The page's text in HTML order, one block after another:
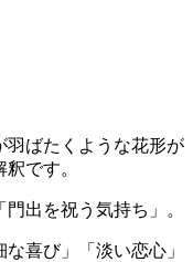
羽ばたくような花形が
です。
出を祝う気持ち」。
喜び」「淡い恋心」